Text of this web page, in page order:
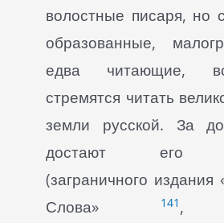
волостные писаря, но
образованные,
едва читающие,
стремятся читать
земли русской. За
достают его
(заграничного издания
Слова»
141 ,